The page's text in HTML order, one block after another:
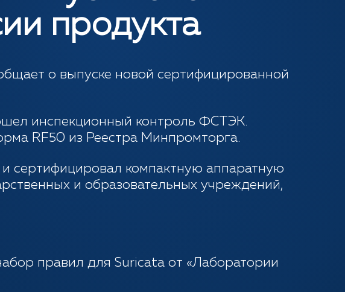
продукта
о выпуске новой сертифицированной
инспекционный контроль ФСТЭК.
RF50 из Реестра Минпромторга.
сертифицировал компактную аппаратную
и образовательных учреждений,
правил для Suricatа от «Лаборатории